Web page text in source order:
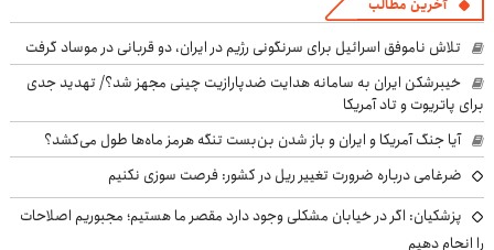
آخرین مطالب
تلاش ناموفق اسرائیل برای سرنگونی رژیم در ایران، دو قربانی در موساد گرفت
خیبرشکن ایران به سامانه هدایت ضدپارازیت چینی مجهز شد؟/ تهدید جدی
برای پاتریوت و تاد آمریکا
آیا جنگ آمریکا و ایران و باز شدن بن‌بست تنگه هرمز ماه‌ها طول می‌کشد؟
ضرغامی درباره ضرورت تغییر ریل در کشور: فرصت سوزی نکنیم
پزشکیان: اگر در خیابان مشکلی وجود دارد مقصر ما هستیم؛ مجبوریم اصلاحات
را انجام دهیم